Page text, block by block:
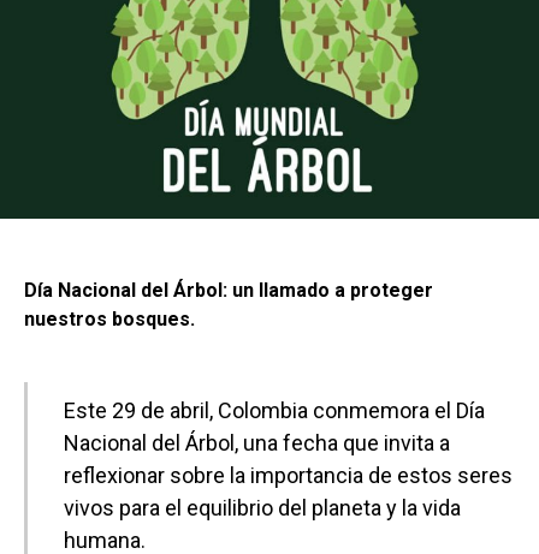
Día Nacional del Árbol: un llamado a proteger
nuestros bosques.
Este 29 de abril, Colombia conmemora el Día
Nacional del Árbol, una fecha que invita a
reflexionar sobre la importancia de estos seres
vivos para el equilibrio del planeta y la vida
humana.